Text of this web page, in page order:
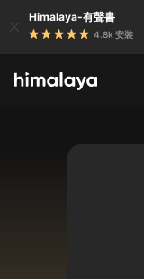
Himalaya-有聲書
4.8k 安裝